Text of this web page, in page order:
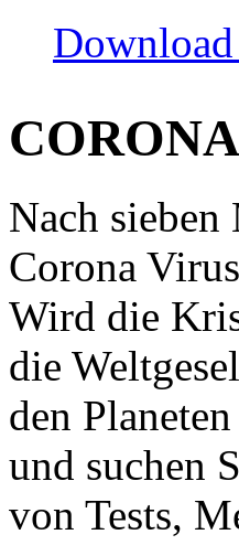
Nach
Corona
Wird die
die
den
und suchen
von Tests,